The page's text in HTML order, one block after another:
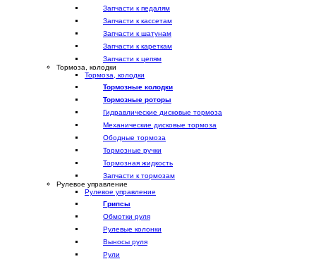
Запчасти к педалям
Запчасти к кассетам
Запчасти к шатунам
Запчасти к кареткам
Запчасти к цепям
Тормоза, колодки
Тормоза, колодки
Тормозные колодки
Тормозные роторы
Гидравлические дисковые тормоза
Механические дисковые тормоза
Ободные тормоза
Тормозные ручки
Тормозная жидкость
Запчасти к тормозам
Рулевое управление
Рулевое управление
Грипсы
Обмотки руля
Рулевые колонки
Выносы руля
Рули